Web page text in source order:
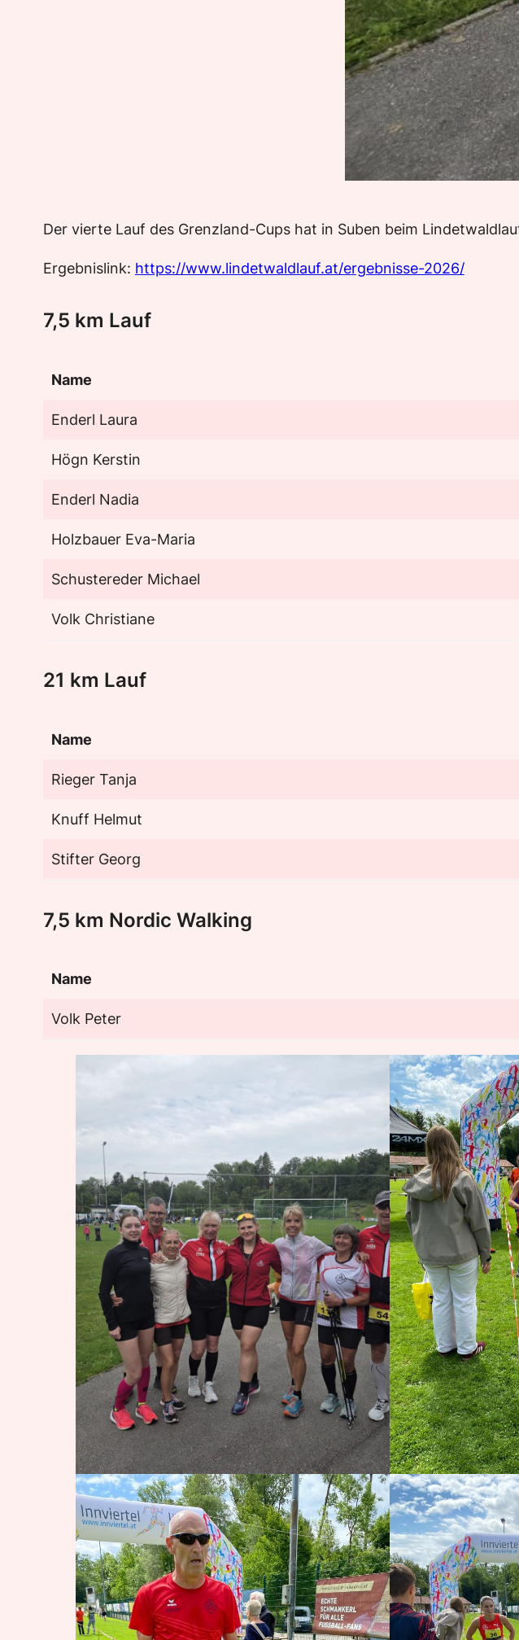
Der vierte Lauf des Grenzland-Cups hat in Suben beim
Ergebnislink: https://www.lindetwaldlauf.at/ergebnisse-2026/
7,5 km Lauf
Name
Enderl Laura
Högn Kerstin
Enderl Nadia
Holzbauer Eva-Maria
Schustereder Michael
Volk Christiane
21 km Lauf
Name
Rieger Tanja
Knuff Helmut
Stifter Georg
7,5 km Nordic Walking
Name
Volk Peter